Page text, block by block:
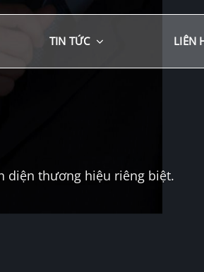
TIN TỨC LIÊN
diện thương hiệu riêng biệt.